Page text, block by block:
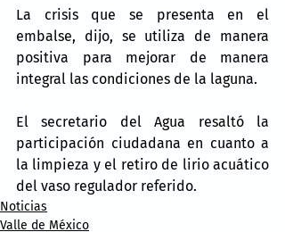
La crisis que se presenta en el
embalse, dijo, se utiliza de manera
positiva para mejorar de manera
integral las condiciones de la laguna.
El secretario del Agua resaltó la
participación ciudadana en cuanto a
la limpieza y el retiro de lirio acuático
del vaso regulador referido.
Noticias
Valle de México